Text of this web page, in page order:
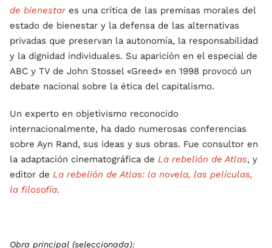
de bienestar es una crítica de las premisas morales del
estado de bienestar y la defensa de las alternativas
privadas que preservan la autonomía, la responsabilidad
y la dignidad individuales. Su aparición en el especial de
ABC y TV de John Stossel «Greed» en 1998 provocó un
debate nacional sobre la ética del capitalismo.
Un experto en objetivismo reconocido
internacionalmente, ha dado numerosas conferencias
sobre Ayn Rand, sus ideas y sus obras. Fue consultor en
la adaptación cinematográfica de La rebelión de Atlas, y
editor de La rebelión de Atlas: la novela, las películas,
la filosofía.
Obra principal (seleccionada):